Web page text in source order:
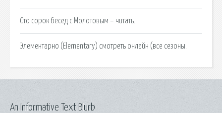
Сто сорок бесед с Молотовым – читать.
Элементарно (Elementary) смотреть онлайн (все сезоны.
An Informative Text Blurb